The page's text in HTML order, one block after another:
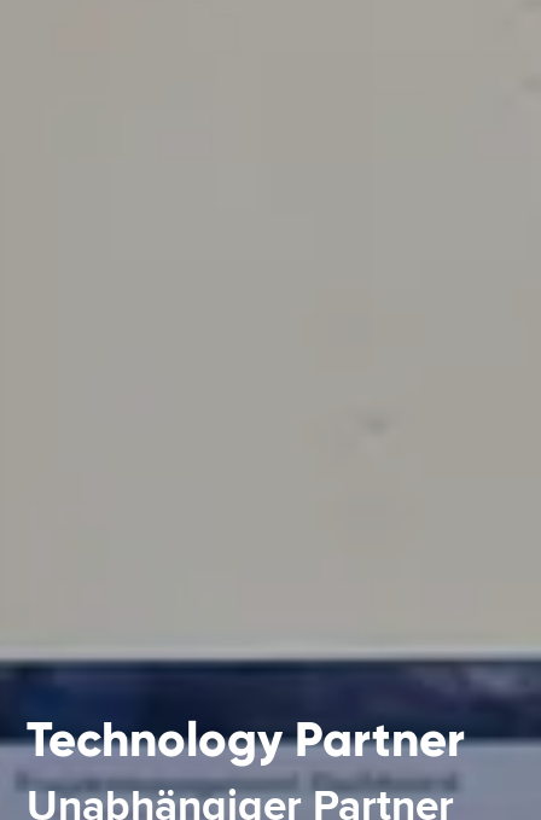
Technology Partner
Unabhängiger Partner